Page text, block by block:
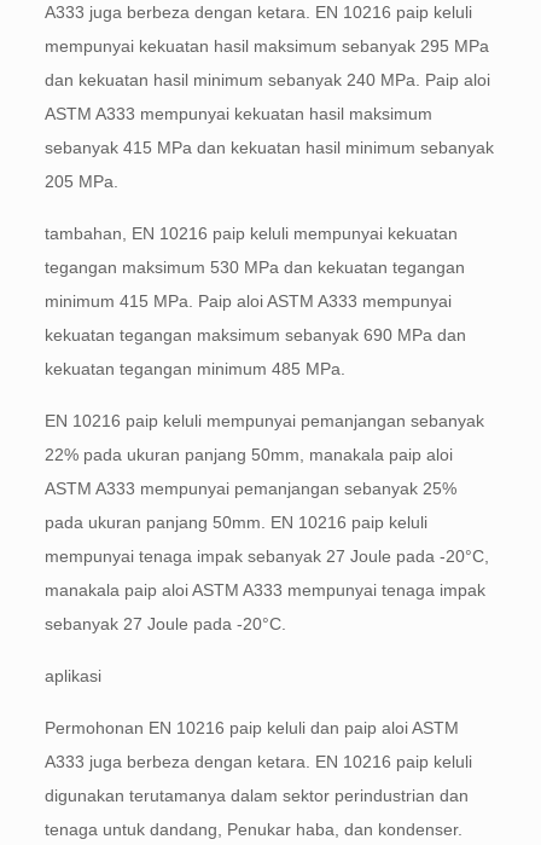
A333 juga berbeza dengan ketara. EN 10216 paip keluli
mempunyai kekuatan hasil maksimum sebanyak 295 MPa
dan kekuatan hasil minimum sebanyak 240 MPa. Paip aloi
ASTM A333 mempunyai kekuatan hasil maksimum
sebanyak 415 MPa dan kekuatan hasil minimum sebanyak
205 MPa.
tambahan, EN 10216 paip keluli mempunyai kekuatan
tegangan maksimum 530 MPa dan kekuatan tegangan
minimum 415 MPa. Paip aloi ASTM A333 mempunyai
kekuatan tegangan maksimum sebanyak 690 MPa dan
kekuatan tegangan minimum 485 MPa.
EN 10216 paip keluli mempunyai pemanjangan sebanyak
22% pada ukuran panjang 50mm, manakala paip aloi
ASTM A333 mempunyai pemanjangan sebanyak 25%
pada ukuran panjang 50mm. EN 10216 paip keluli
mempunyai tenaga impak sebanyak 27 Joule pada -20°C,
manakala paip aloi ASTM A333 mempunyai tenaga impak
sebanyak 27 Joule pada -20°C.
aplikasi
Permohonan EN 10216 paip keluli dan paip aloi ASTM
A333 juga berbeza dengan ketara. EN 10216 paip keluli
digunakan terutamanya dalam sektor perindustrian dan
tenaga untuk dandang, Penukar haba, dan kondenser.